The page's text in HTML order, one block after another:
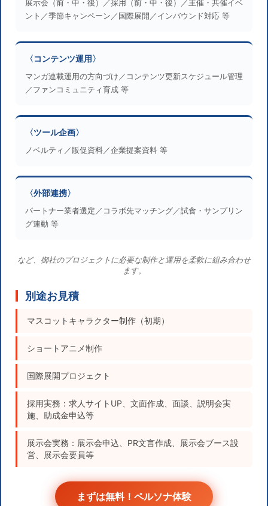
展示会（前・中・後）／採用（前・中・後）／主催・共催イベ
ント／季節キャンペーン／国際展開／インバウンド対応 等
〈コンテンツ運用〉
マンガ連載運用の方向づけ／コンテンツ更新スケジュール管理
／ファンコミュニティ育成 等
〈ツール企画〉
ノベルティ／販促資料／企業提案資料 等
〈外部連携〉
パートナー業者選定／コラボ先マッチング／試食・サンプリン
グ連動 等
など、御社のプロジェクトに必要な制作と運用を柔軟に組み合わせ
ます。
別途お見積
マスコットキャラクター制作（初期）
ショートアニメ制作
国際展開プロジェクト
採用実務：求人サイトUP、文面作成、面談、説明会実
施、助成金申込等
展示会実務：展示会申込、PR文言作成、展示会ブース設
営、展示会要員等
まずは無料！ペルソナ体験